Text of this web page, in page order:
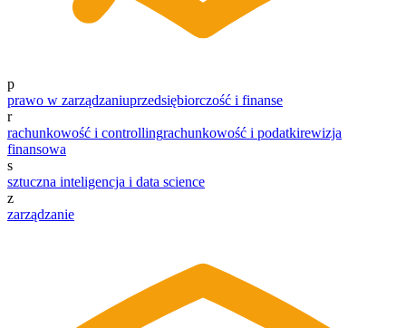
p
prawo w zarządzaniuprzedsiębiorczość i finanse
r
rachunkowość i controllingrachunkowość i podatkirewizja
finansowa
s
sztuczna inteligencja i data science
z
zarządzanie